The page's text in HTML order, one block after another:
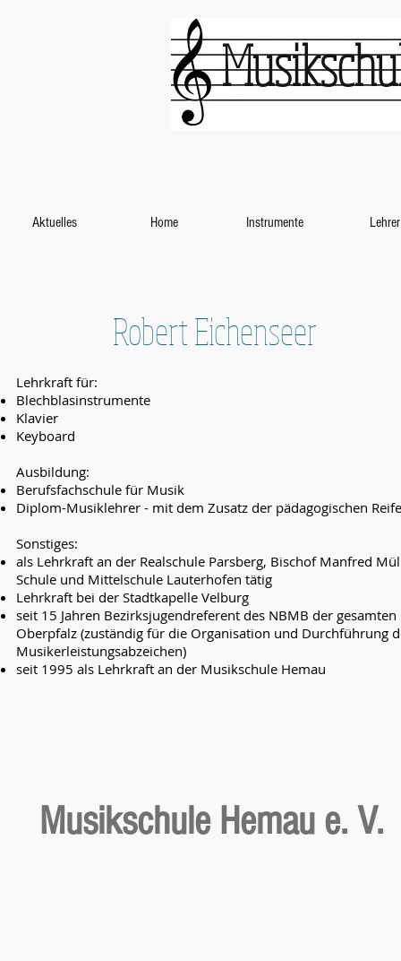
Aktuelles Home Instrumente Lehrer
Robert Eichenseer
Lehrkraft für:
Blechblasinstrumente
Klavier
Keyboard
Ausbildung:
Berufsfachschule für Musik
Diplom-Musiklehrer - mit dem Zusatz der pädagogischen
Sonstiges:
als Lehrkraft an der Realschule Parsberg, Bischof Manfred
Schule und Mittelschule Lauterhofen tätig
Lehrkraft bei der Stadtkapelle Velburg
seit 15 Jahren Bezirksjugendreferent des NBMB der gesamten
Oberpfalz (zuständig für die Organisation und Durchführung
Musikerleistungsabzeichen)
seit 1995 als Lehrkraft an der Musikschule Hemau
Musikschule Hemau e. V.